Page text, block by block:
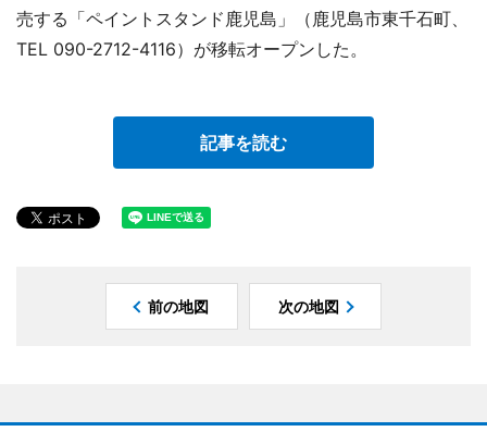
売する「ペイントスタンド鹿児島」（鹿児島市東千石町、
TEL 090-2712-4116）が移転オープンした。
記事を読む
前の地図 次の地図